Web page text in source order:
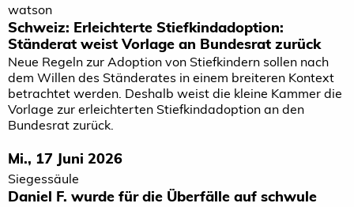
watson
Schweiz: Erleichterte Stiefkindadoption:
Ständerat weist Vorlage an Bundesrat zurück
Neue Regeln zur Adoption von Stiefkindern sollen nach
dem Willen des Ständerates in einem breiteren Kontext
betrachtet werden. Deshalb weist die kleine Kammer die
Vorlage zur erleichterten Stiefkindadoption an den
Bundesrat zurück.
Mi., 17 Juni 2026
Siegessäule
Daniel F. wurde für die Überfälle auf schwule